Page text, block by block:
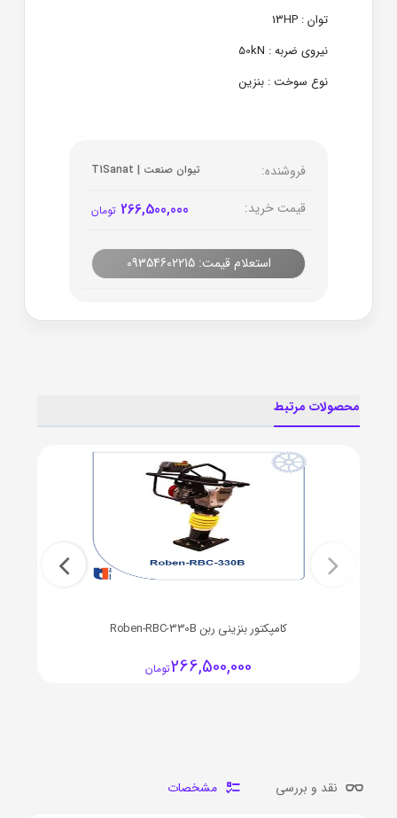
توان : 13HP
نیروی ضربه : 50kN
نوع سوخت : بنزین
فروشنده: تیوان صنعت | T1Sanat
قیمت خرید: 266,500,000 تومان
استعلام قیمت: 09354602215
محصولات مرتبط
کامپکتور بنزینی ربن Roben-RBC-330B
266,500,000تومان
نقد و بررسی مشخصات